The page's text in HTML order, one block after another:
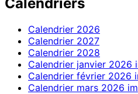
Calendrier 2026
Calendrier 2027
Calendrier 2028
Calendrier janvier 2026
Calendrier février 2026
Calendrier mars 2026